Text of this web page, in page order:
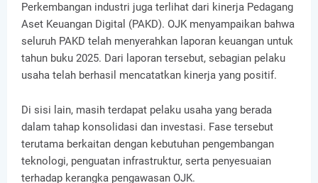
Perkembangan industri juga terlihat dari kinerja Pedagang
Aset Keuangan Digital (PAKD). OJK menyampaikan bahwa
seluruh PAKD telah menyerahkan laporan keuangan untuk
tahun buku 2025. Dari laporan tersebut, sebagian pelaku
usaha telah berhasil mencatatkan kinerja yang positif.
Di sisi lain, masih terdapat pelaku usaha yang berada
dalam tahap konsolidasi dan investasi. Fase tersebut
terutama berkaitan dengan kebutuhan pengembangan
teknologi, penguatan infrastruktur, serta penyesuaian
terhadap kerangka pengawasan OJK.